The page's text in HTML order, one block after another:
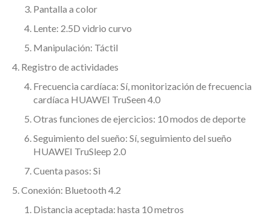
Pantalla a color
Lente: 2.5D vidrio curvo
Manipulación: Táctil
Registro de actividades
Frecuencia cardíaca: Sí, monitorización de frecuencia
cardíaca HUAWEI TruSeen 4.0
Otras funciones de ejercicios: 10 modos de deporte
Seguimiento del sueño: Sí, seguimiento del sueño
HUAWEI TruSleep 2.0
Cuenta pasos: Si
Conexión: Bluetooth 4.2
Distancia aceptada: hasta 10 metros